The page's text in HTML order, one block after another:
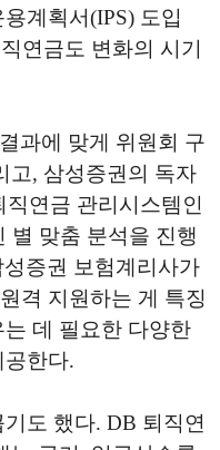
계획서(IPS) 도입
연금도 변화의 시기
과에 맞게 위원회 구
고, 삼성증권의 독자
직연금 관리시스템인
별 맞춤 분석을 진행
증권 보험계리사가
격 지원하는 게 특징
데 필요한 다양한
한다.
도 했다. DB 퇴직연